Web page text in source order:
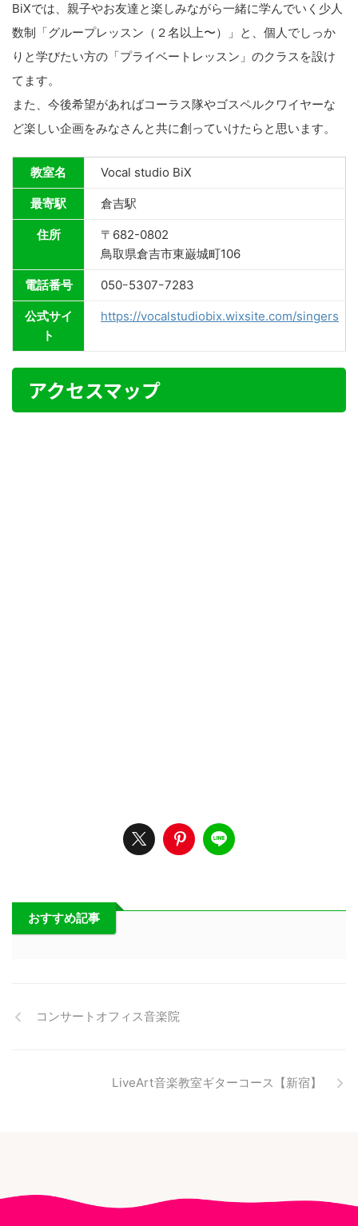
BiXでは、親子やお友達と楽しみながら一緒に学んでいく少人
数制「グループレッスン（２名以上〜）」と、個人でしっか
りと学びたい方の「プライベートレッスン」のクラスを設け
てます。
また、今後希望があればコーラス隊やゴスペルクワイヤーな
ど楽しい企画をみなさんと共に創っていけたらと思います。
教室名 Vocal studio BiX
最寄駅 倉吉駅
住所
〒682-0802
鳥取県倉吉市東巌城町106
電話番号 050ｰ5307ｰ7283
公式サイ
ト
https://vocalstudiobix.wixsite.com/singers
アクセスマップ
おすすめ記事
コンサートオフィス音楽院
LiveArt音楽教室ギターコース【新宿】